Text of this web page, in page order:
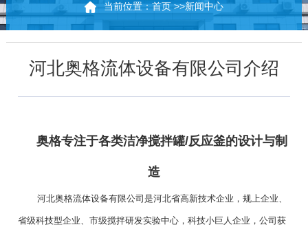
当前位置：首页>>新闻中心
河北奥格流体设备有限公司介绍
奥格专注于各类洁净搅拌罐/反应釜的设计与制
造
河北奥格流体设备有限公司是河北省高新技术企业，规上企业、
省级科技型企业、市级搅拌研发实验中心，科技小巨人企业，公司获